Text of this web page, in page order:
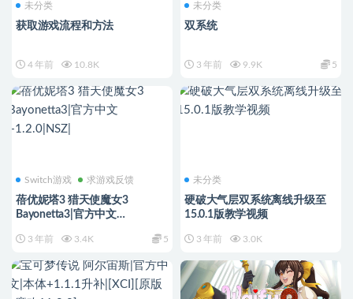
未分类
获取游戏流程和方法
4 年前 10.8K
未分类
双系统
3 年前 9.9K 5
Switch游戏 求游戏反馈
蓓优妮塔3 猎天使魔女3
Bayonetta3|官方中文
3 年前 3.4K 5
未分类
硬破大气层双系统离线升级至
15.0.1版教学视频
3 年前 3.0K